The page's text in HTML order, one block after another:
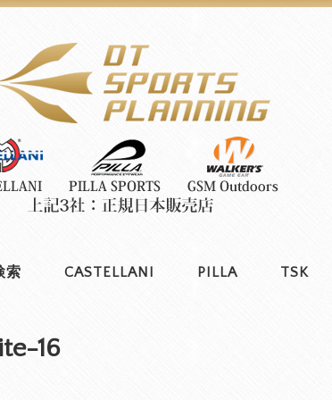
索 CASTELLANI PILLA TSK
16